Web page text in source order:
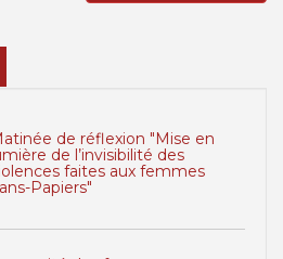
de réflexion "Mise en
de l’invisibilité des
faites aux femmes
Papiers"